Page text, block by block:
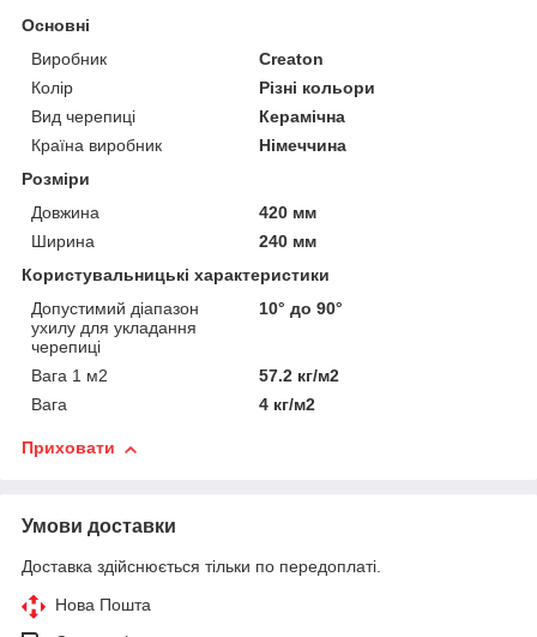
Основні
Виробник
Creaton
Колір
Різні кольори
Вид черепиці
Керамічна
Країна виробник
Німеччина
Розміри
Довжина
420 мм
Ширина
240 мм
Користувальницькі характеристики
Допустимий діапазон
ухилу для укладання
черепиці
10° до 90°
Вага 1 м2
57.2 кг/м2
Вага
4 кг/м2
Приховати
Умови доставки
Доставка здійснюється тільки по передоплаті.
Нова Пошта